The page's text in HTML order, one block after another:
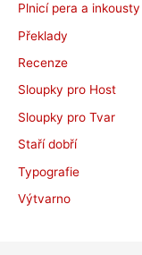
Plnicí pera a inkousty
Překlady
Recenze
Sloupky pro Host
Sloupky pro Tvar
Staří dobří
Typografie
Výtvarno